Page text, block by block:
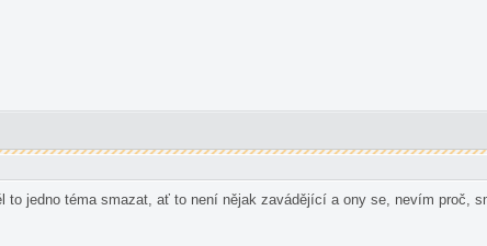
jedno téma smazat, ať to není nějak zavádějící a ony se, nevím proč,